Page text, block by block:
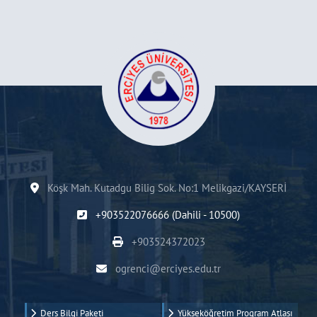
Köşk Mah. Kutadgu Bilig Sok. No:1 Melikgazi/KAYSERİ
+903522076666 (Dahili - 10500)
+903524372023
ogrenci@erciyes.edu.tr
Ders Bilgi Paketi Yükseköğretim Program Atlası